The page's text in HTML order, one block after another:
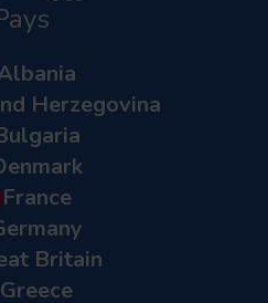
Herzegovina
France
Britain
Greece